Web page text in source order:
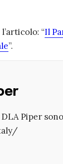
“Il
”.
Piper